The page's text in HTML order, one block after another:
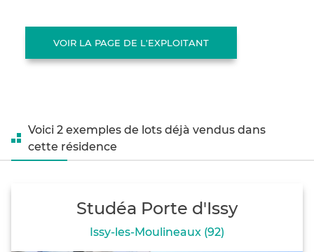
VOIR LA PAGE DE L'EXPLOITANT
Voici 2 exemples de lots déjà vendus dans
cette résidence
Studéa Porte d'Issy
Issy-les-Moulineaux (92)